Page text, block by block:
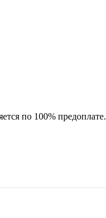
по 100% предоплате.